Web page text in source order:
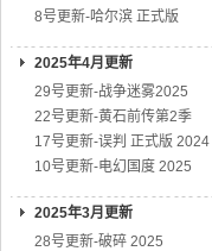
8号更新-哈尔滨 正式版
2025年4月更新
29号更新-战争迷雾2025
22号更新-黄石前传第2季
17号更新-误判 正式版 2024
10号更新-电幻国度 2025
2025年3月更新
28号更新-破碎 2025